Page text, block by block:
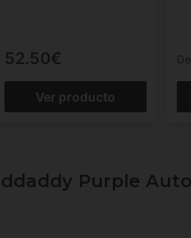
52.50€
Ver producto
Purple Auto